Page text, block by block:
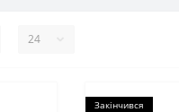
Закінчився